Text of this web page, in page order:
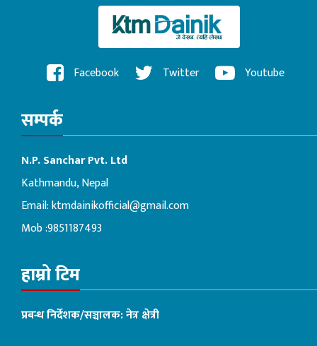
Facebook Twitter Youtube
सम्पर्क
N.P. Sanchar Pvt. Ltd
Kathmandu, Nepal
Email:ktmdainikofficial@gmail.com
Mob :9851187493
हाम्रो टिम
प्रबन्ध निर्देशक/सञ्चालक: नेत्र क्षेत्री